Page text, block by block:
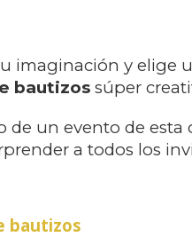
imaginación y elige
bautizos súper
de un evento de esta
a todos los
bautizos